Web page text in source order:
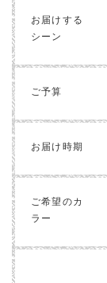
お届けする
シーン
ご予算
お届け時期
ご希望のカ
ラー